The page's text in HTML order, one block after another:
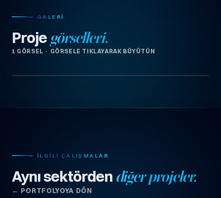
— GALERI
Projegörselleri.
1 GÖRSEL · GÖRSELE TIKLAYARAK BÜYÜTÜN
— İLGILI ÇALIŞMALAR
Aynı sektörden diğer projeler.
← PORTFOLYOYA DÖN